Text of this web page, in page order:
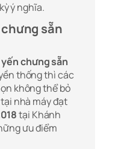
ý nghĩa.
sẵn
yến chưng sẵn
thống thì các
không thể bỏ
nhà máy đạt
tại Khánh
ưu điểm